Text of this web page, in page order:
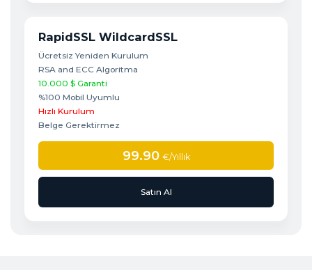
RapidSSL WildcardSSL
Ücretsiz Yeniden Kurulum
RSA and ECC Algoritma
10.000 $ Garanti
%100 Mobil Uyumlu
Hızlı Kurulum
Belge Gerektirmez
99.90 €/Yıllık
Satın Al